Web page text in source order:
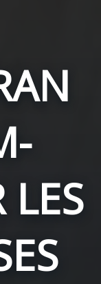
LES